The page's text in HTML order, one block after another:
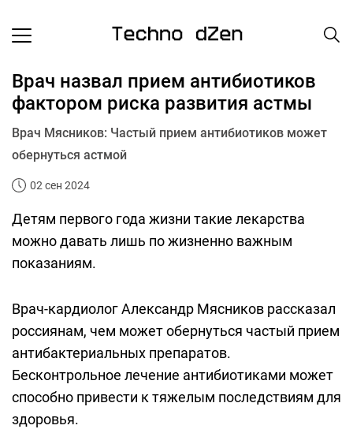
Врач назвал прием антибиотиков
фактором риска развития астмы
Врач Мясников: Частый прием антибиотиков может
обернуться астмой
02 сен 2024
Детям первого года жизни такие лекарства
можно давать лишь по жизненно важным
показаниям.
Врач-кардиолог Александр Мясников рассказал
россиянам, чем может обернуться частый прием
антибактериальных препаратов.
Бесконтрольное лечение антибиотиками может
способно привести к тяжелым последствиям для
здоровья.